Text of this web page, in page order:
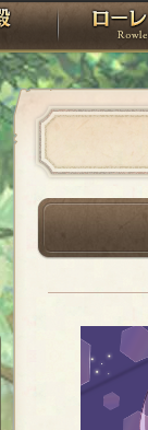
PandoraPartyProject
神殿